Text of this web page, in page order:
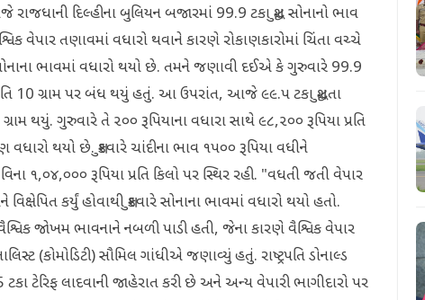
દિલ્હીના બુલિયન બજારમાં 99.9 ટકા શુદ્ધ સોનાનો ભાવ
વેપાર તણાવમાં વધારો થવાને કારણે રોકાણકારોમાં ચિંતા વચ્ચે
ભાવમાં વધારો થયો છે. તમને જણાવી દઈએ કે ગુરુવારે 99.9
10 ગ્રામ પર બંધ થયું હતું. આ ઉપરાંત, આજે ૯૯.૫ ટકા શુદ્ધતા
થયું. ગુરુવારે તે ૨૦૦ રૂપિયાના વધારા સાથે ૯૮,૨૦૦ રૂપિયા પ્રતિ
થયો છે. શુક્રવારે ચાંદીના ભાવ ૧૫૦૦ રૂપિયા વધીને
૧,૦૪,૦૦૦ રૂપિયા પ્રતિ કિલો પર સ્થિર રહી. "વધતી જતી વેપાર
કર્યું હોવાથી શુક્રવારે સોનાના ભાવમાં વધારો થયો હતો.
જોખમ ભાવનાને નબળી પાડી હતી, જેના કારણે વૈશ્વિક વેપાર
(કોમોડિટી) સૌમિલ ગાંધીએ જણાવ્યું હતું. રાષ્ટ્રપતિ ડોનાલ્ડ
ટેરિફ લાદવાની જાહેરાત કરી છે અને અન્ય વેપારી ભાગીદારો પર